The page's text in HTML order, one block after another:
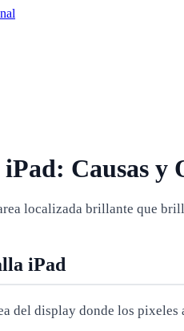
Causas y
localizada brillante que
iPad
del display donde los